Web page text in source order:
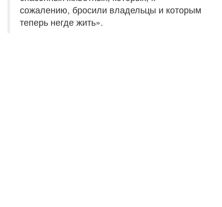
сожалению, бросили владельцы и которым
теперь негде жить».